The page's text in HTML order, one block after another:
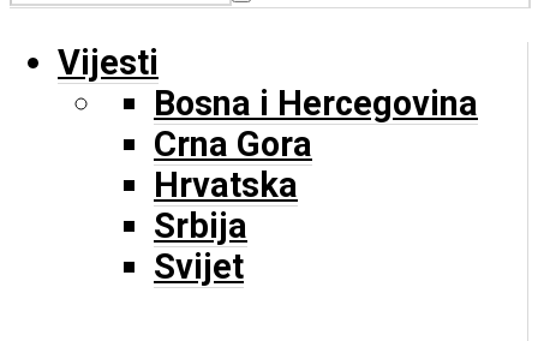
Vijesti
Bosna i Hercegovina
Crna Gora
Hrvatska
Srbija
Svijet